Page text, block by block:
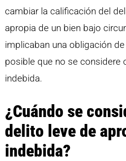
cambiar la calificación del
apropia de un bien bajo
implicaban una obligación
posible que no se considere
indebida.
¿Cuándo se
delito leve de
indebida?